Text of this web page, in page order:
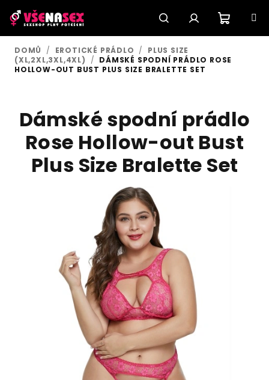
na
obsah
HledatPřihlášení
DOMŮ / EROTICKÉ PRÁDLO /
PLUS SIZE
(XL,2XL,3XL,4XL)
/ DÁMSKÉ SPODNÍ PRÁDLO ROSE
HOLLOW-OUT BUST PLUS SIZE BRALETTE SET
Dámské spodní prádlo
Rose Hollow-out Bust
Plus Size Bralette Set